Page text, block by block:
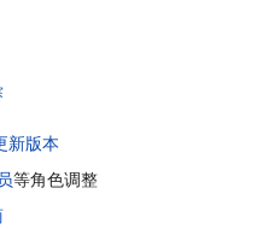
新版本
等角色调整